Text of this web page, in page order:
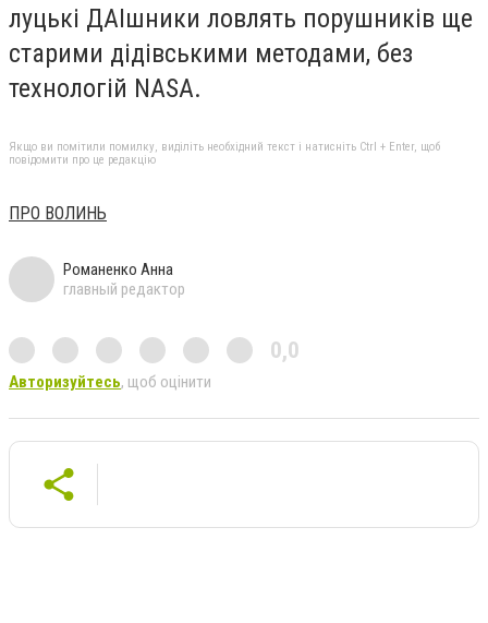
луцькі ДАІшники ловлять порушників ще
старими дідівськими методами, без
технологій NASA.
Якщо ви помітили помилку, виділіть необхідний текст і натисніть Ctrl + Enter, щоб
повідомити про це редакцію
ПРО ВОЛИНЬ
Романенко Анна
главный редактор
0,0
Авторизуйтесь, щоб оцінити